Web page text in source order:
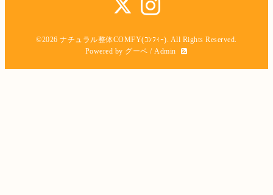
©2026ナチュラル整体COMFY(ｺﾝﾌｨｰ). All Rights Reserved.
Powered by グーペ /Admin